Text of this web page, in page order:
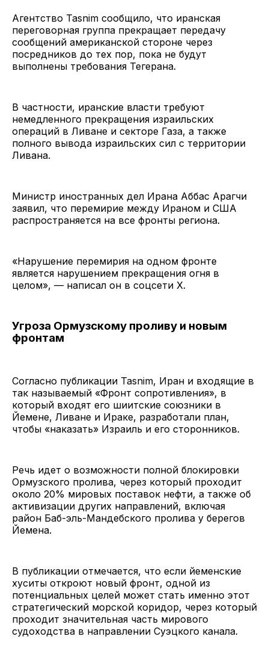
Агентство Tasnim сообщило, что иранская
переговорная группа прекращает передачу
сообщений американской стороне через
посредников до тех пор, пока не будут
выполнены требования Тегерана.
В частности, иранские власти требуют
немедленного прекращения израильских
операций в Ливане и секторе Газа, а также
полного вывода израильских сил с территории
Ливана.
Министр иностранных дел Ирана Аббас Арагчи
заявил, что перемирие между Ираном и США
распространяется на все фронты региона.
«Нарушение перемирия на одном фронте
является нарушением прекращения огня в
целом», — написал он в соцсети X.
Угроза Ормузскому проливу и новым
фронтам
Согласно публикации Tasnim, Иран и входящие в
так называемый «Фронт сопротивления», в
который входят его шиитские союзники в
Йемене, Ливане и Ираке, разработали план,
чтобы «наказать» Израиль и его сторонников.
Речь идет о возможности полной блокировки
Ормузского пролива, через который проходит
около 20% мировых поставок нефти, а также об
активизации других направлений, включая
район Баб-эль-Мандебского пролива у берегов
Йемена.
В публикации отмечается, что если йеменские
хуситы откроют новый фронт, одной из
потенциальных целей может стать именно этот
стратегический морской коридор, через который
проходит значительная часть мирового
судоходства в направлении Суэцкого канала.